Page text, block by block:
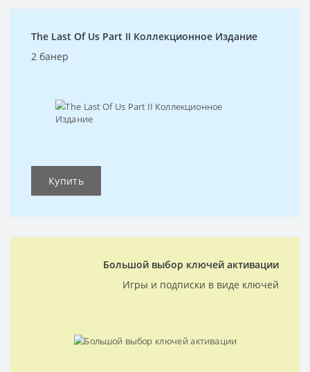
The Last Of Us Part II Коллекционное Издание
2 банер
Купить
Большой выбор ключей активации
Игры и подписки в виде ключей